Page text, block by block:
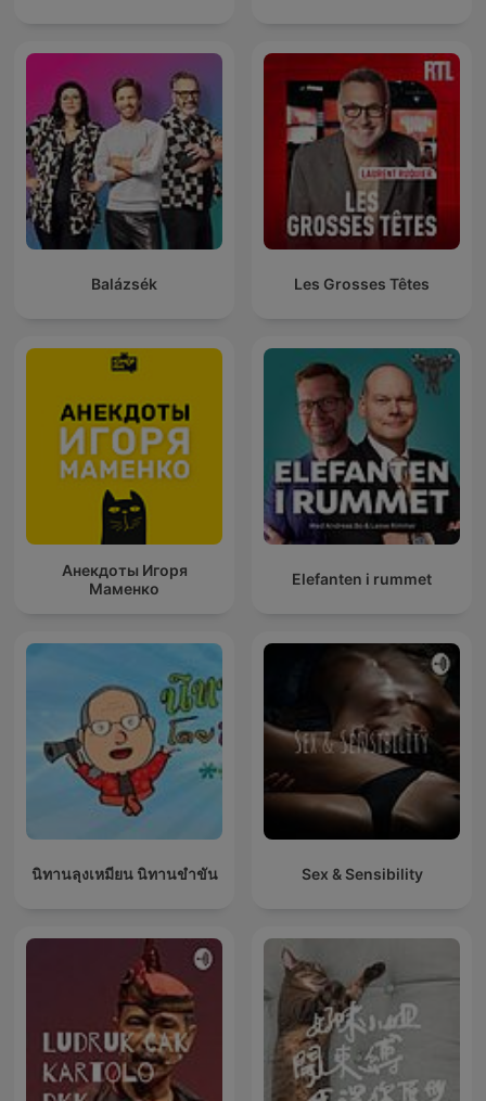
Balázsék Les Grosses Têtes
Анекдоты Игоря
Маменко
Elefanten i rummet
นิทานลุงเหมียน นิทานขำขัน Sex & Sensibility